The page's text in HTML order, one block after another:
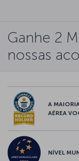
Ganhe 2
nossas
A
AÉREA
NÍVEL